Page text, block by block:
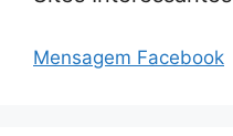
Mensagem Facebook